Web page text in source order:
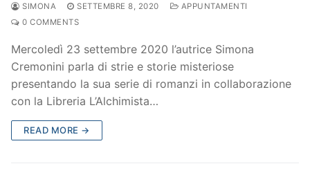
SIMONA SETTEMBRE 8, 2020
APPUNTAMENTI
0 COMMENTS
Mercoledì 23 settembre 2020 l’autrice Simona
Cremonini parla di strie e storie misteriose
presentando la sua serie di romanzi in collaborazione
con la Libreria L’Alchimista…
READ MORE →